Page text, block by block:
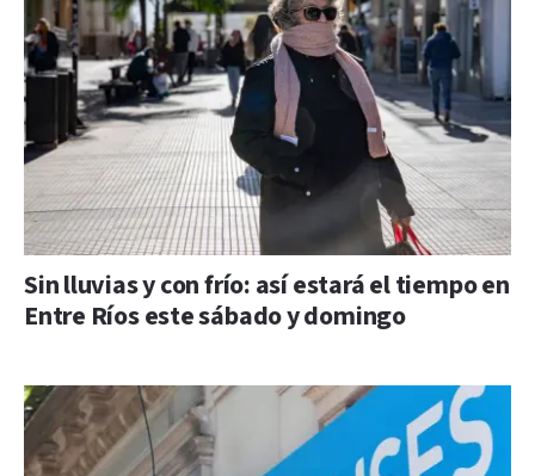
Sin lluvias y con frío: así estará el tiempo en
Entre Ríos este sábado y domingo